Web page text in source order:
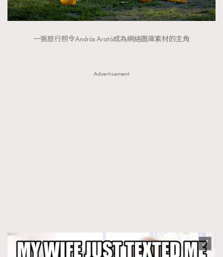
一張旅行照令András Arató成為網絡圖庫素材的主角
Advertisement